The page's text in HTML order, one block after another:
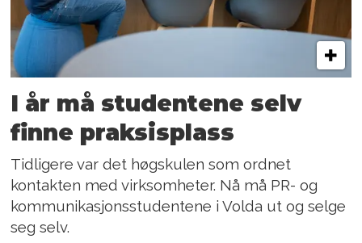
I år må studentene selv
finne praksisplass
Tidligere var det høgskulen som ordnet
kontakten med virksomheter. Nå må PR- og
kommunikasjonsstudentene i Volda ut og selge
seg selv.